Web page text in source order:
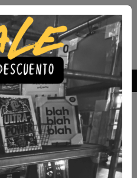
comprando 3 o más productos